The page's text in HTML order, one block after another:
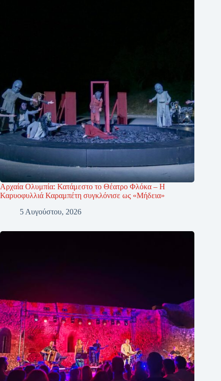
Αρχαία Ολυμπία: Κατάμεστο το Θέατρο Φλόκα – Η
Καρυοφυλλιά Καραμπέτη συγκλόνισε ως «Μήδεια»
5 Αυγούστου, 2026